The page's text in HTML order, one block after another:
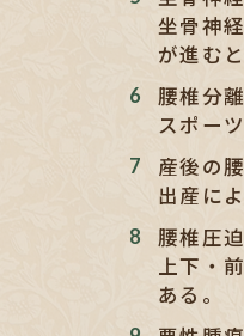
坐骨神
が進む
腰椎分
スポー
産後の
出産に
腰椎圧
上下・
ある。